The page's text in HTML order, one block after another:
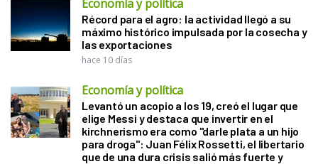
Economía y política
Récord para el agro: la actividad llegó a su
máximo histórico impulsada por la cosecha y
las exportaciones
hace 10 días
Economía y política
Levantó un acopio a los 19, creó el lugar que
elige Messi y destaca que invertir en el
kirchnerismo era como "darle plata a un hijo
para droga": Juan Félix Rossetti, el libertario
que de una dura crisis salió más fuerte y